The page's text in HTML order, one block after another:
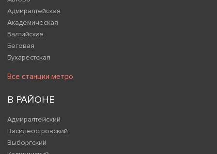
Адмиралтейская
Академическая
Балтийская
Беговая
Бухарестская
Все станции метро
В РАЙОНЕ
Адмиралтейский
Василеостровский
Выборгский